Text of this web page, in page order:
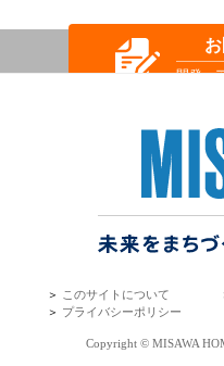
開発・
＞ このサイトについて
＞ プライバシーポリシー
Copyright © MISAWA